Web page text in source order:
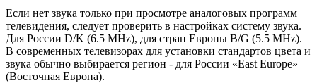
Если нет звука только при просмотре аналоговых программ
телевидения, следует проверить в настройках систему звука.
Для России D/K (6.5 MHz), для стран Европы B/G (5.5 MHz).
В современных телевизорах для установки стандартов цвета и
звука обычно выбирается регион - для России «East Europe»
(Восточная Европа).